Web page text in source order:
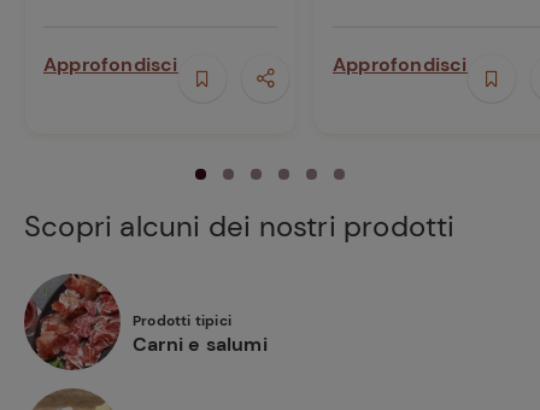
Approfondisci Approfondisci
Scopri alcuni dei nostri prodotti
Prodotti tipici
Carni e salumi